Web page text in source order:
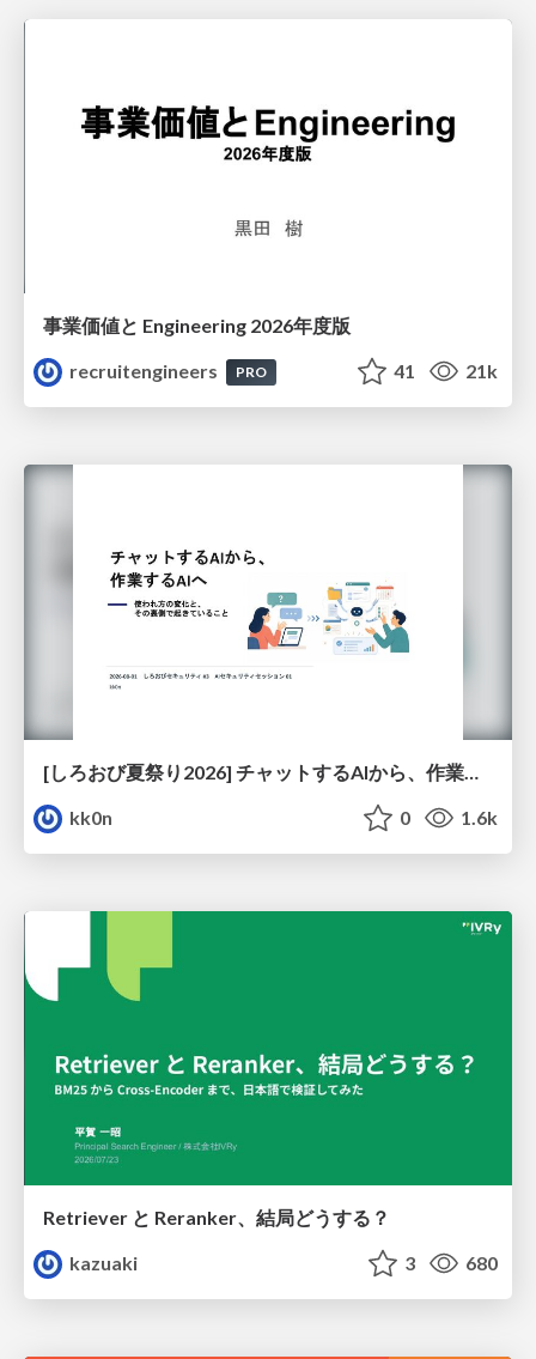
事業価値と Engineering 2026年度版
recruitengineers
PRO 41 21k
kk0n
0 1.6k
Retriever と Reranker、結局どうする？
kazuaki
3 680